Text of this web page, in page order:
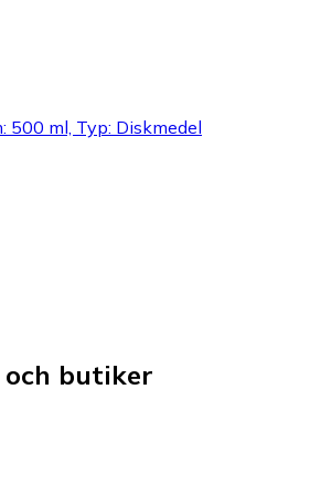
500 ml, Typ: Diskmedel
butiker